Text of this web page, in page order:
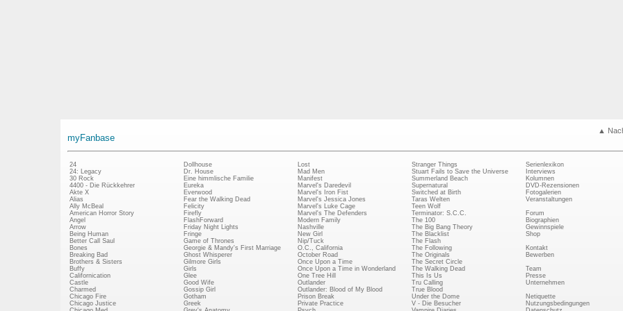
▲
myFanbase
24
24: Legacy
30 Rock
4400 - Die Rückkehrer
Akte X
Alias
Ally McBeal
American Horror Story
Angel
Arrow
Being Human
Better Call Saul
Bones
Breaking Bad
Brothers & Sisters
Buffy
Californication
Castle
Charmed
Chicago Fire
Chicago Justice
Dollhouse
Dr. House
Eine himmlische Familie
Eureka
Everwood
Fear the Walking Dead
Felicity
Firefly
FlashForward
Friday Night Lights
Fringe
Game of Thrones
Georgie & Mandy's First Marriage
Ghost Whisperer
Gilmore Girls
Girls
Glee
Good Wife
Gossip Girl
Gotham
Greek
Lost
Mad Men
Manifest
Marvel's Daredevil
Marvel's Iron Fist
Marvel's Jessica Jones
Marvel's Luke Cage
Marvel's The Defenders
Modern Family
Nashville
New Girl
Nip/Tuck
O.C., California
October Road
Once Upon a Time
Once Upon a Time in Wonderland
One Tree Hill
Outlander
Outlander: Blood of My Blood
Prison Break
Private Practice
Stranger Things
Stuart Fails to Save the Universe
Summerland Beach
Supernatural
Switched at Birth
Taras Welten
Teen Wolf
Terminator: S.C.C.
The 100
The Big Bang Theory
The Blacklist
The Flash
The Following
The Originals
The Secret Circle
The Walking Dead
This Is Us
Tru Calling
True Blood
Under the Dome
V - Die Besucher
Serienlexikon
Interviews
Kolumnen
DVD-Rezensionen
Fotogalerien
Veranstaltungen
Forum
Biographien
Gewinnspiele
Shop
Kontakt
Bewerben
Team
Presse
Unternehmen
Netiquette
Nutzungsbedingungen